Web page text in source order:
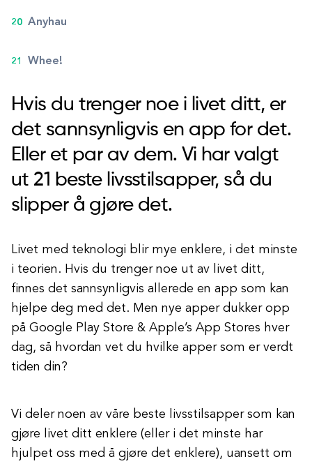
Anyhau
Whee!
Hvis du trenger noe i livet ditt, er
det sannsynligvis en app for det.
Eller et par av dem. Vi har valgt
ut 21 beste livsstilsapper, så du
slipper å gjøre det.
Livet med teknologi blir mye enklere, i det minste
i teorien. Hvis du trenger noe ut av livet ditt,
finnes det sannsynligvis allerede en app som kan
hjelpe deg med det. Men nye apper dukker opp
på Google Play Store & Apple’s App Stores hver
dag, så hvordan vet du hvilke apper som er verdt
tiden din?
Vi deler noen av våre beste livsstilsapper som kan
gjøre livet ditt enklere (eller i det minste har
hjulpet oss med å gjøre det enklere), uansett om